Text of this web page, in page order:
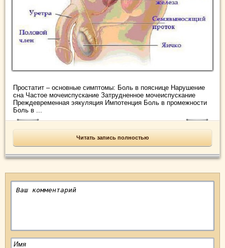
Простатит – основные симптомы: Боль в пояснице Нарушение
сна Частое мочеиспускание Затрудненное мочеиспускание
Преждевременная эякуляция Импотенция Боль в промежности
Боль в ...
Читать запись полностью